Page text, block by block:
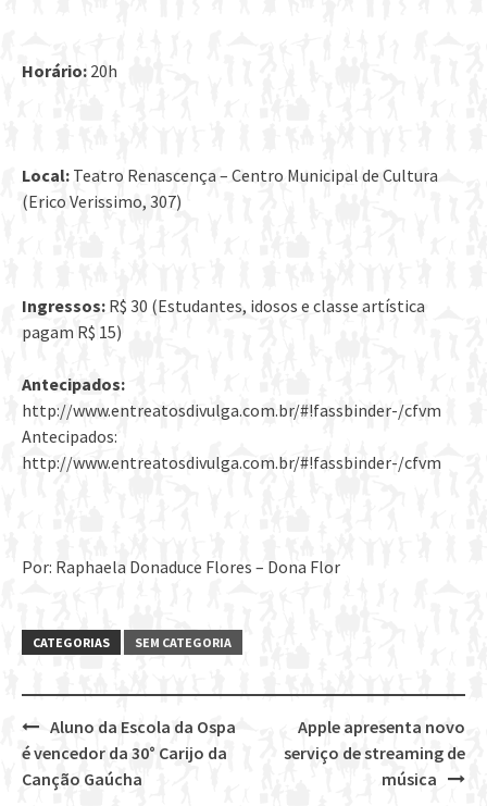
Horário: 20h
Local: Teatro Renascença – Centro Municipal de Cultura
(Erico Verissimo, 307)
Ingressos: R$ 30 (Estudantes, idosos e classe artística
pagam R$ 15)
Antecipados:
http://www.entreatosdivulga.com.br/#!fassbinder-/cfvm
Antecipados:
http://www.entreatosdivulga.com.br/#!fassbinder-/cfvm
Por: Raphaela Donaduce Flores – Dona Flor
CATEGORIAS SEM CATEGORIA
Post
navigation
Apple apresenta novo
serviço de streaming de
música
Aluno da Escola da Ospa
é vencedor da 30° Carijo da
Canção Gaúcha